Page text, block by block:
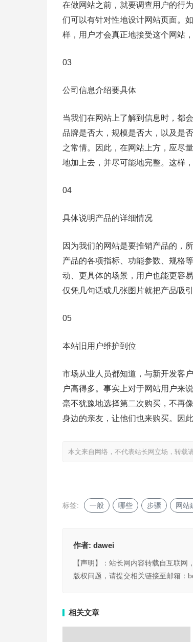
在做网站之前，就要调查用户的行
们可以有针对性地设计网站页面。
样，用户才会真正地接受这个网站
03
公司信息介绍要具体
当我们在网站上了解到信息时，都
品牌是否大，规模是否大，以及是
之常情。因此，在网站上方，应尽
地加上去，并尽可能地完整。这样
04
具体说明产品的详细情况
因为我们的网站是要推销产品的，
产品的各项指标、功能参数、规格
动、更具体的场景，用户也能更容
仅凭几句话或几张图片就把产品吸引
05
本站旧用户维护到位
市场从业人员都知道，与新开发客
户高得多。事实上对于网站用户来
毫不犹豫地选择第二次购买，不再
身边的亲友，让他们也来购买。因
本文来自网络，不代表站长网立场，转载
标签: 一般 哪些 步骤 网站
作者: dawei
【声明】：站长网内容转载自互联
版权问题，请提交相关链接至邮箱：
相关文章